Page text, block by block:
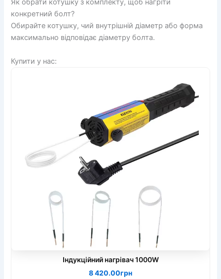
Як обрати котушку з комплекту, щоб нагріти
конкретний болт?
Обирайте котушку, чий внутрішній діаметр або форма
максимально відповідає діаметру болта.
Купити у нас:
Індукційний нагрівач 1000W
8 420.00грн